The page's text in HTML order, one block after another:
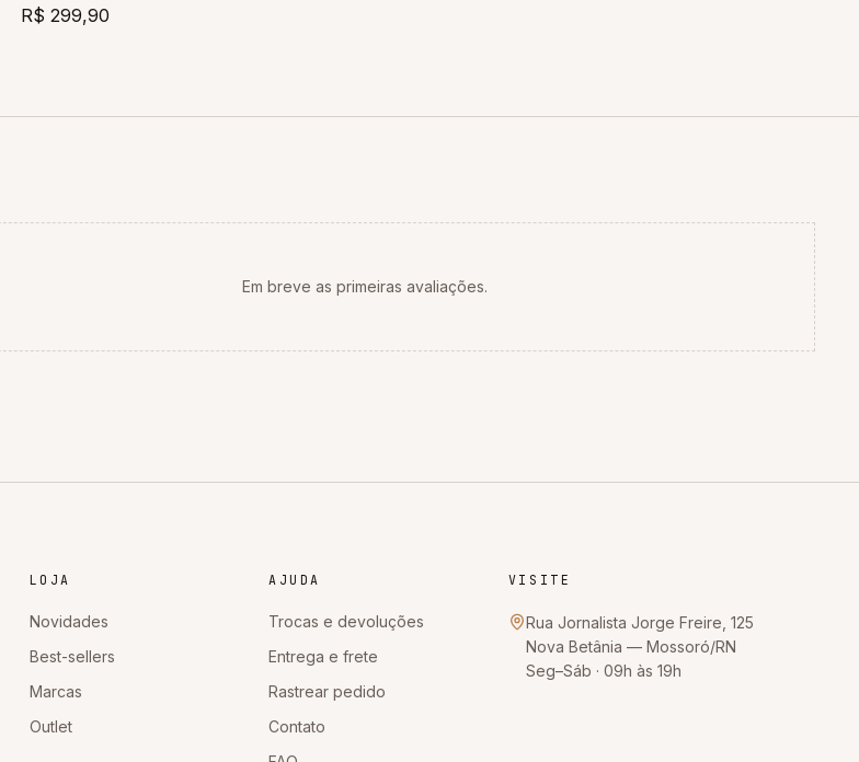
R$ 299,90
Em breve as primeiras avaliações.
LOJA
Novidades
Best-sellers
Marcas
Outlet
AJUDA
Trocas e devoluções
Entrega e frete
Rastrear pedido
Contato
VISITE
Rua Jornalista Jorge Freire, 125
Nova Betânia — Mossoró/RN
Seg–Sáb · 09h às 19h